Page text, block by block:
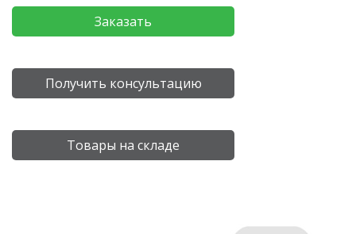
Заказать
Получить консультацию
Товары на складе